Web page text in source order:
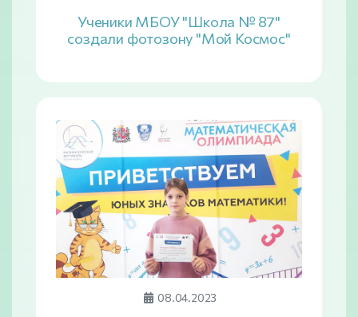
Ученики МБОУ "Школа № 87"
создали фотозону "Мой Космос"
08.04.2023